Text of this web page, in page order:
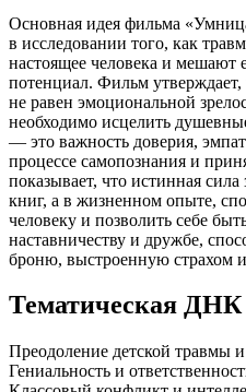
Основная идея фильма
в исследовании того, как
настоящее человека и мешают
потенциал. Фильм
не равен эмоциональной
необходимо исцелить
— это важность доверия,
процессе самопознания и
показывает, что истинная
книг, а в жизненном опыте,
человеку и позволить себе
наставничеству и дружбе,
броню, выстроенную страхом
Тематическая ДНК
Преодоление детской травмы
Гениальность и